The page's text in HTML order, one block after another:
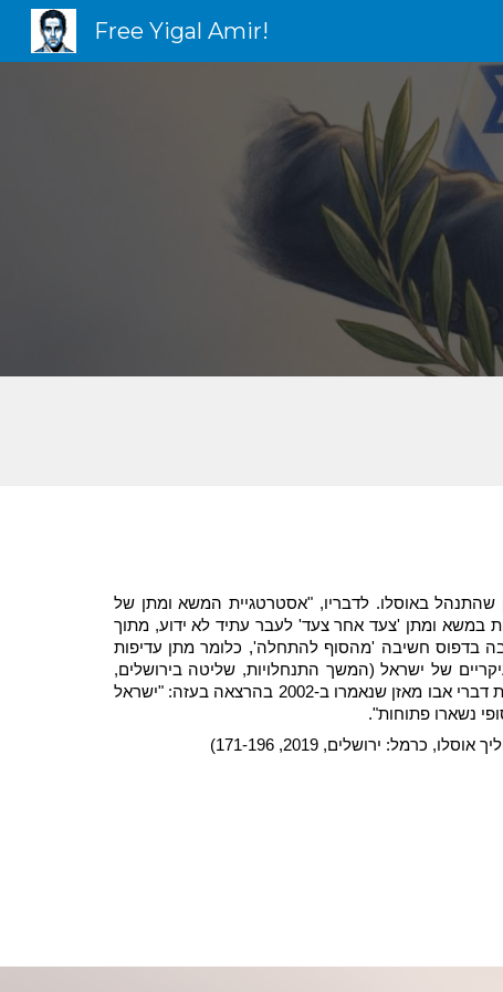
Free Yigal Amir!
באוסלו. לדבריו, "אסטרטגיית המשא ומתן של
במשא ומתן 'צעד אחר צעד' לעבר עתיד לא ידוע, מתוך
בדפוס חשיבה 'מהסוף להתחלה', כלומר מתן עדיפות
של ישראל (המשך התנחלויות, שליטה בירושלים,
שליטה ביטחונית ועוד) ובלבד שיהיו תקפים רק בשלב הביניים ולא ימנעו ממנו להשיב את יעדי הקבע בשלב הבא"… אבן מביא את דברי אבו מאזן שנאמרו ב-2002 בהרצאה בעזה: "ישראל
נשארו פתוחות".